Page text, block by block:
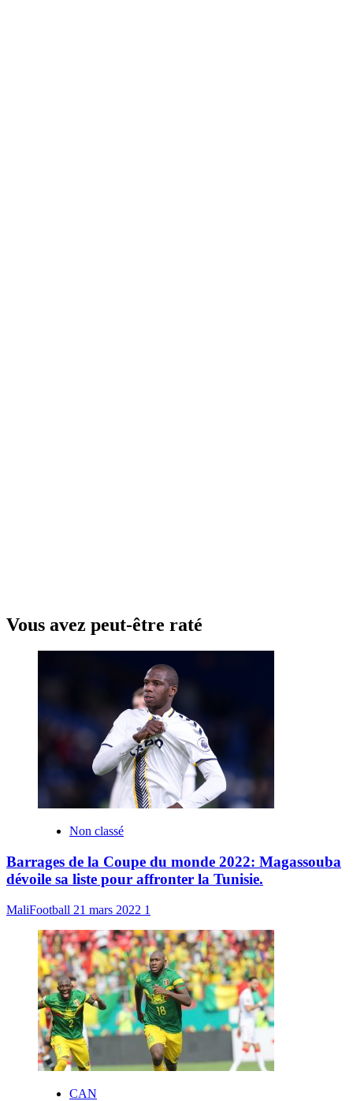
Vous avez peut-être raté
Non classé
Barrages de la Coupe du monde 2022: Magassouba
dévoile sa liste pour affronter la Tunisie.
MaliFootball 21 mars 2022 1
CAN